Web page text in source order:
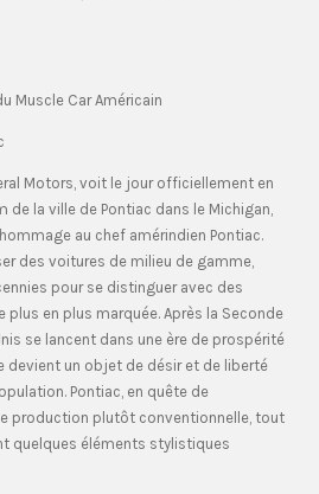
Muscle Car Américain
Motors, voit le jour officiellement en
de la ville de Pontiac dans le Michigan,
au chef amérindien Pontiac.
des voitures de milieu de gamme,
pour se distinguer avec des
en plus marquée. Après la Seconde
se lancent dans une ère de prospérité
devient un objet de désir et de liberté
Pontiac, en quête de
production plutôt conventionnelle, tout
quelques éléments stylistiques